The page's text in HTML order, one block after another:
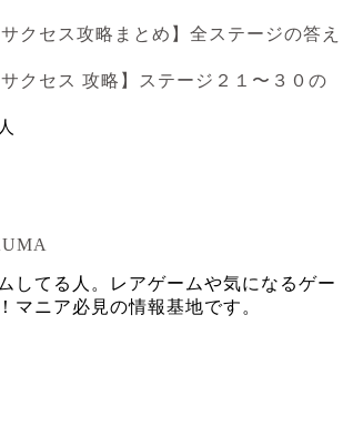
クセス攻略まとめ】全ステージの答え
クセス 攻略】ステージ２１〜３０の
してる人。レアゲームや気になるゲー
マニア必見の情報基地です。